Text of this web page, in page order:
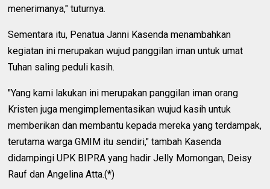
menerimanya," tuturnya.
Sementara itu, Penatua Janni Kasenda menambahkan
kegiatan ini merupakan wujud panggilan iman untuk umat
Tuhan saling peduli kasih.
"Yang kami lakukan ini merupakan panggilan iman orang
Kristen juga mengimplementasikan wujud kasih untuk
memberikan dan membantu kepada mereka yang terdampak,
terutama warga GMIM itu sendiri," tambah Kasenda
didampingi UPK BIPRA yang hadir Jelly Momongan, Deisy
Rauf dan Angelina Atta.(*)